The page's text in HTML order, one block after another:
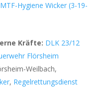
MTF-Hygiene Wicker (3-19-
Kräfte: DLK 23/12
Flörsheim
Weilbach,
, Regelrettungsdienst